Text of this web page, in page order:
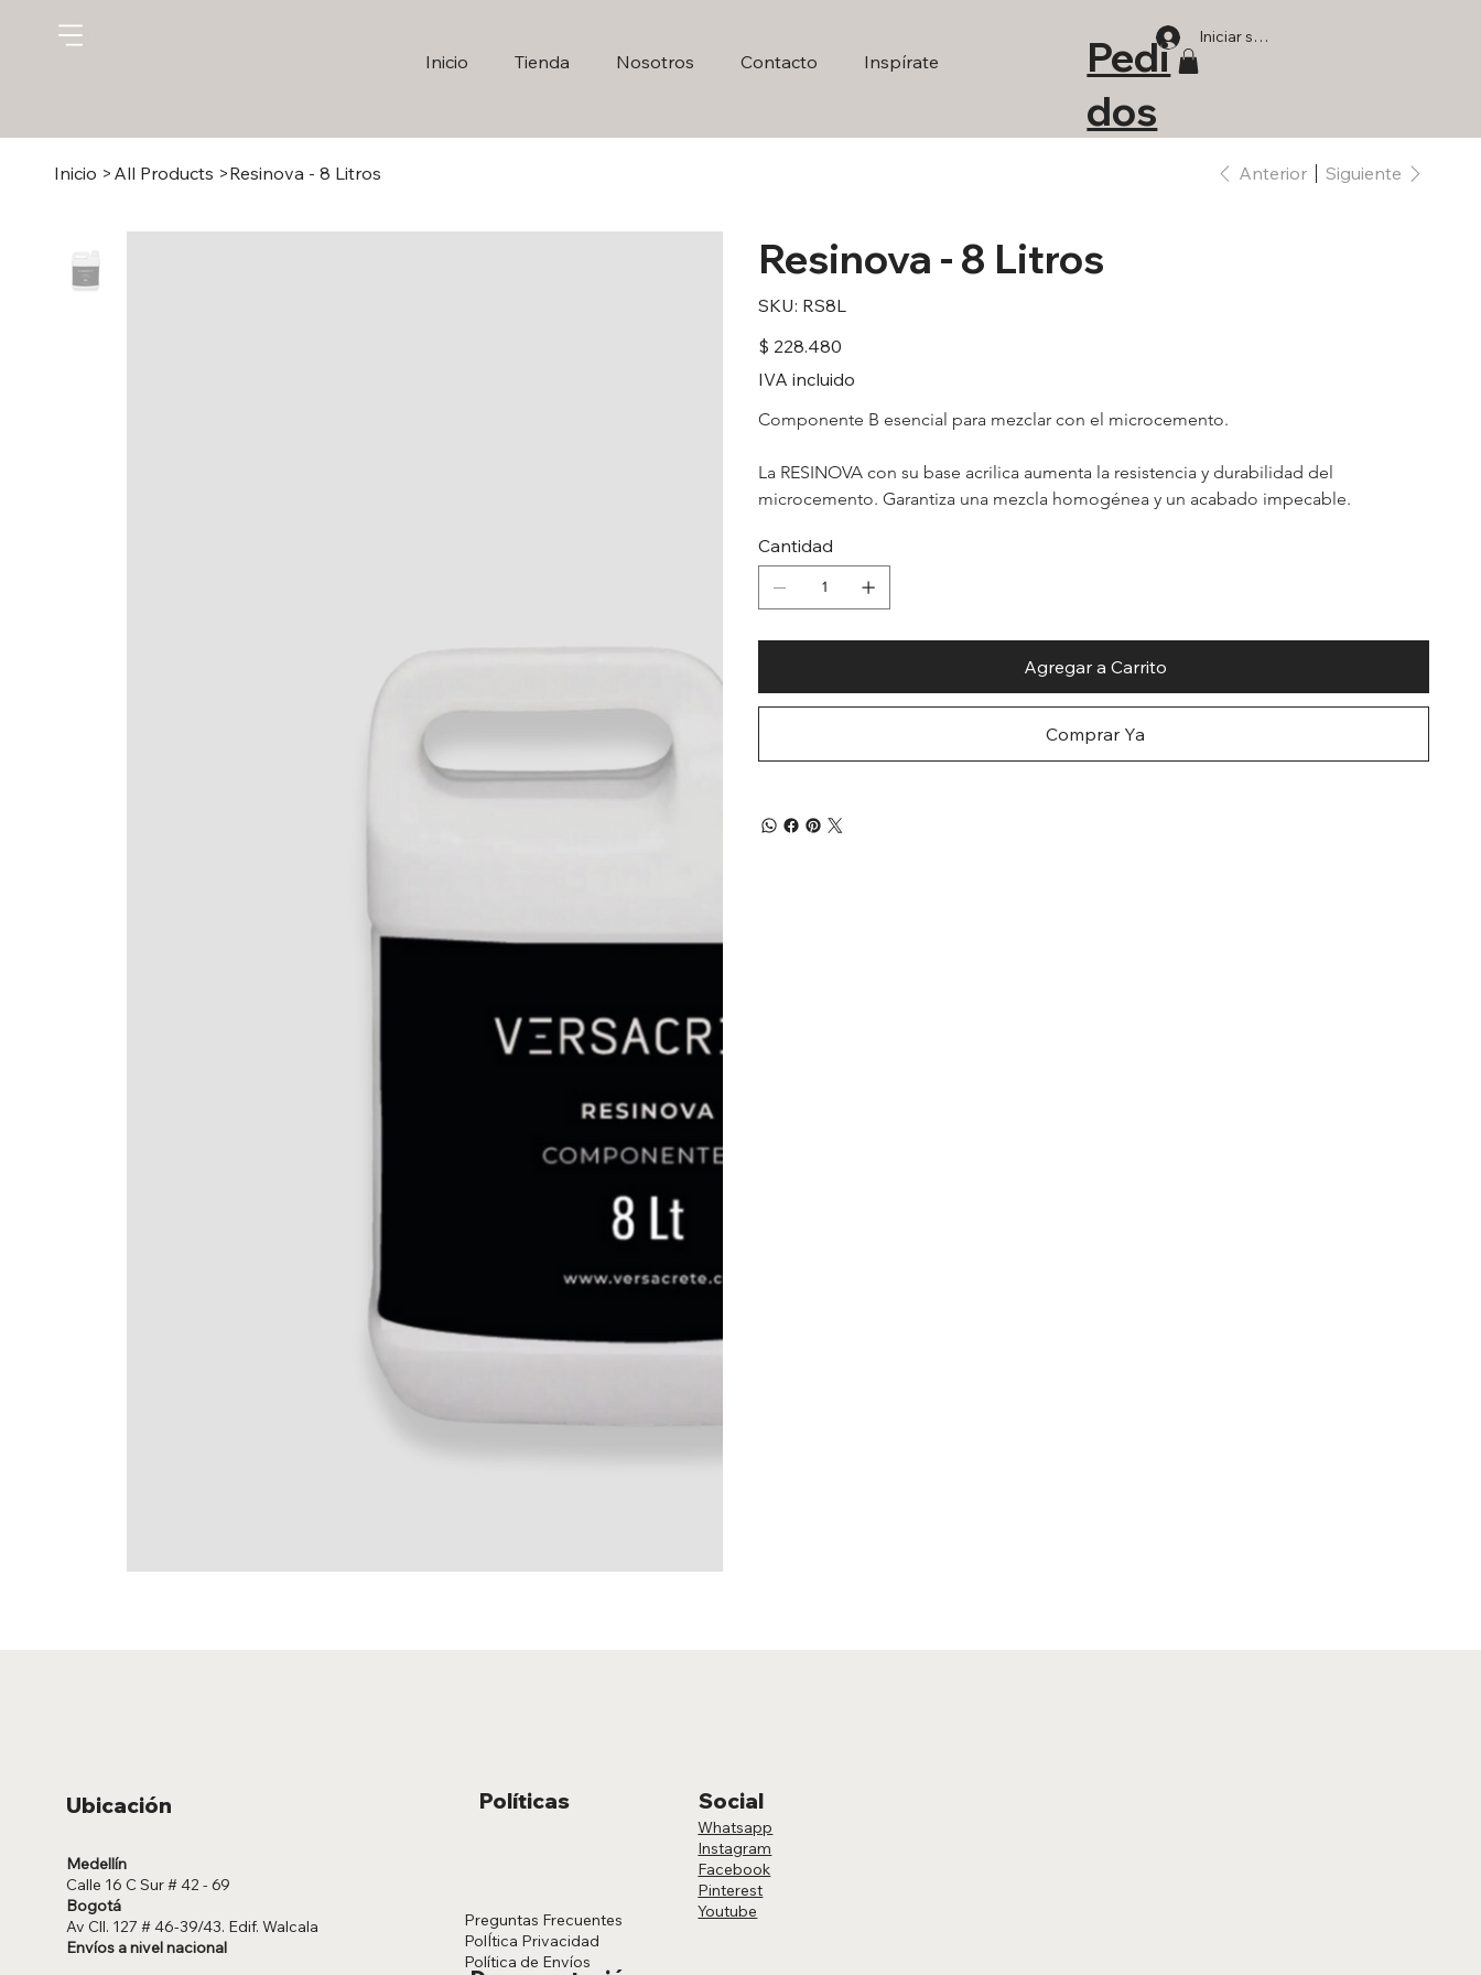
Inicio Tienda Nosotros Contacto Inspírate
Pedi
dos
Iniciar sesión
Inicio > All Products >Resinova - 8 Litros Anterior Siguiente
Resinova - 8 Litros
SKU: SKU
RS8L
RS8L
Precio
$ 228.480
IVA incluido
Componente B esencial para mezclar con el microcemento.
La RESINOVA con su base acrilica aumenta la resistencia y durabilidad del
microcemento. Garantiza una mezcla homogénea y un acabado impecable.
Cantidad
Agregar a Carrito
Comprar Ya
Medellín
Calle 16 C Sur # 42 - 69
Bogotá
Av Cll. 127 # 46-39/43. Edif. Walcala
Envíos a nivel nacional
Ubicación
Preguntas Frecuentes
PolÍtica Privacidad
Política de Envíos
Whatsapp
Instagram
Facebook
Pinterest
Youtube
Políticas Social